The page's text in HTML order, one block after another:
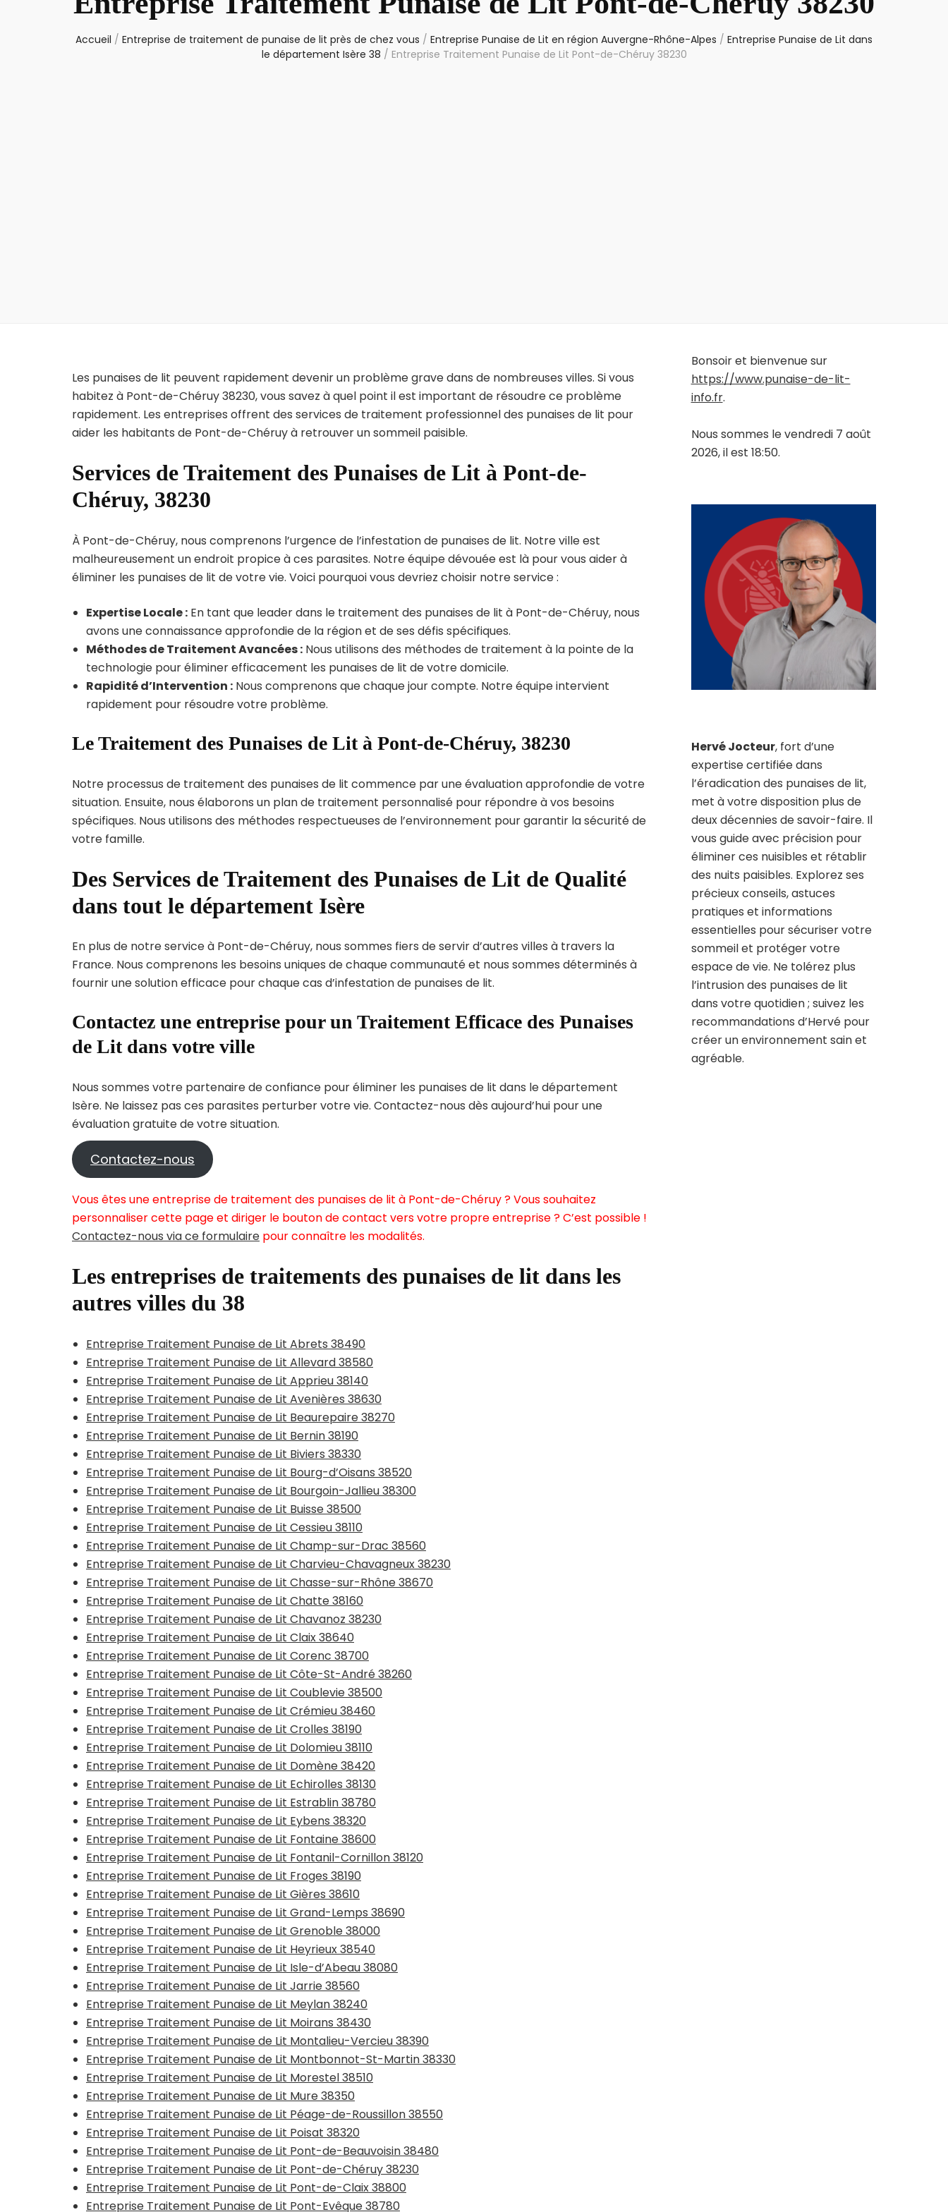
Accueil / Entreprise de traitement de punaise de lit près de chez vous / Entreprise Punaise de Lit en région Auvergne-Rhône-Alpes / Entreprise Punaise de Lit dans
le département Isère 38 / Entreprise Traitement Punaise de Lit Pont-de-Chéruy 38230
Les punaises de lit peuvent rapidement devenir un problème grave dans de nombreuses villes. Si vous
habitez à Pont-de-Chéruy 38230, vous savez à quel point il est important de résoudre ce problème
rapidement. Les entreprises offrent des services de traitement professionnel des punaises de lit pour
aider les habitants de Pont-de-Chéruy à retrouver un sommeil paisible.
Services de Traitement des Punaises de Lit à Pont-de-
Chéruy, 38230
À Pont-de-Chéruy, nous comprenons l’urgence de l’infestation de punaises de lit. Notre ville est
malheureusement un endroit propice à ces parasites. Notre équipe dévouée est là pour vous aider à
éliminer les punaises de lit de votre vie. Voici pourquoi vous devriez choisir notre service :
Expertise Locale : En tant que leader dans le traitement des punaises de lit à Pont-de-Chéruy, nous
avons une connaissance approfondie de la région et de ses défis spécifiques.
Méthodes de Traitement Avancées : Nous utilisons des méthodes de traitement à la pointe de la
technologie pour éliminer efficacement les punaises de lit de votre domicile.
Rapidité d’Intervention : Nous comprenons que chaque jour compte. Notre équipe intervient
rapidement pour résoudre votre problème.
Le Traitement des Punaises de Lit à Pont-de-Chéruy, 38230
Notre processus de traitement des punaises de lit commence par une évaluation approfondie de votre
situation. Ensuite, nous élaborons un plan de traitement personnalisé pour répondre à vos besoins
spécifiques. Nous utilisons des méthodes respectueuses de l’environnement pour garantir la sécurité de
votre famille.
Des Services de Traitement des Punaises de Lit de Qualité
dans tout le département Isère
En plus de notre service à Pont-de-Chéruy, nous sommes fiers de servir d’autres villes à travers la
France. Nous comprenons les besoins uniques de chaque communauté et nous sommes déterminés à
fournir une solution efficace pour chaque cas d’infestation de punaises de lit.
Contactez une entreprise pour un Traitement Efficace des Punaises
de Lit dans votre ville
Nous sommes votre partenaire de confiance pour éliminer les punaises de lit dans le département
Isère. Ne laissez pas ces parasites perturber votre vie. Contactez-nous dès aujourd’hui pour une
évaluation gratuite de votre situation.
Contactez-nous
Vous êtes une entreprise de traitement des punaises de lit à Pont-de-Chéruy ? Vous souhaitez
personnaliser cette page et diriger le bouton de contact vers votre propre entreprise ? C’est possible !
Contactez-nous via ce formulaire pour connaître les modalités.
Les entreprises de traitements des punaises de lit dans les
autres villes du 38
Entreprise Traitement Punaise de Lit Abrets 38490
Entreprise Traitement Punaise de Lit Allevard 38580
Entreprise Traitement Punaise de Lit Apprieu 38140
Entreprise Traitement Punaise de Lit Avenières 38630
Entreprise Traitement Punaise de Lit Beaurepaire 38270
Entreprise Traitement Punaise de Lit Bernin 38190
Entreprise Traitement Punaise de Lit Biviers 38330
Entreprise Traitement Punaise de Lit Bourg-d’Oisans 38520
Entreprise Traitement Punaise de Lit Bourgoin-Jallieu 38300
Entreprise Traitement Punaise de Lit Buisse 38500
Entreprise Traitement Punaise de Lit Cessieu 38110
Entreprise Traitement Punaise de Lit Champ-sur-Drac 38560
Entreprise Traitement Punaise de Lit Charvieu-Chavagneux 38230
Entreprise Traitement Punaise de Lit Chasse-sur-Rhône 38670
Entreprise Traitement Punaise de Lit Chatte 38160
Entreprise Traitement Punaise de Lit Chavanoz 38230
Entreprise Traitement Punaise de Lit Claix 38640
Entreprise Traitement Punaise de Lit Corenc 38700
Entreprise Traitement Punaise de Lit Côte-St-André 38260
Entreprise Traitement Punaise de Lit Coublevie 38500
Entreprise Traitement Punaise de Lit Crémieu 38460
Entreprise Traitement Punaise de Lit Crolles 38190
Entreprise Traitement Punaise de Lit Dolomieu 38110
Entreprise Traitement Punaise de Lit Domène 38420
Entreprise Traitement Punaise de Lit Echirolles 38130
Entreprise Traitement Punaise de Lit Estrablin 38780
Entreprise Traitement Punaise de Lit Eybens 38320
Entreprise Traitement Punaise de Lit Fontaine 38600
Entreprise Traitement Punaise de Lit Fontanil-Cornillon 38120
Entreprise Traitement Punaise de Lit Froges 38190
Entreprise Traitement Punaise de Lit Gières 38610
Entreprise Traitement Punaise de Lit Grand-Lemps 38690
Entreprise Traitement Punaise de Lit Grenoble 38000
Entreprise Traitement Punaise de Lit Heyrieux 38540
Entreprise Traitement Punaise de Lit Isle-d’Abeau 38080
Entreprise Traitement Punaise de Lit Jarrie 38560
Entreprise Traitement Punaise de Lit Meylan 38240
Entreprise Traitement Punaise de Lit Moirans 38430
Entreprise Traitement Punaise de Lit Montalieu-Vercieu 38390
Entreprise Traitement Punaise de Lit Montbonnot-St-Martin 38330
Entreprise Traitement Punaise de Lit Morestel 38510
Entreprise Traitement Punaise de Lit Mure 38350
Entreprise Traitement Punaise de Lit Péage-de-Roussillon 38550
Entreprise Traitement Punaise de Lit Poisat 38320
Entreprise Traitement Punaise de Lit Pont-de-Beauvoisin 38480
Entreprise Traitement Punaise de Lit Pont-de-Chéruy 38230
Entreprise Traitement Punaise de Lit Pont-de-Claix 38800
Entreprise Traitement Punaise de Lit Pont-Evêque 38780
Bonsoir et bienvenue sur
https://www.punaise-de-lit-
info.fr.
Nous sommes le vendredi 7 août
2026, il est 18:50.
Hervé Jocteur, fort d’une
expertise certifiée dans
l’éradication des punaises de lit,
met à votre disposition plus de
deux décennies de savoir-faire. Il
vous guide avec précision pour
éliminer ces nuisibles et rétablir
des nuits paisibles. Explorez ses
précieux conseils, astuces
pratiques et informations
essentielles pour sécuriser votre
sommeil et protéger votre
espace de vie. Ne tolérez plus
l’intrusion des punaises de lit
dans votre quotidien ; suivez les
recommandations d’Hervé pour
créer un environnement sain et
agréable.